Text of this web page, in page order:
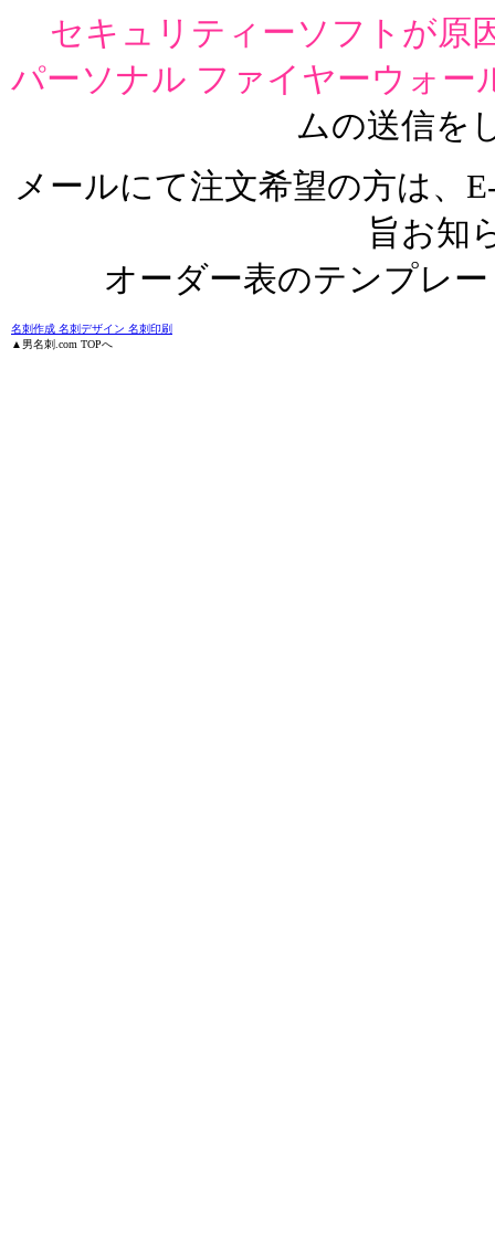
セキュリティーソフトが原
パーソナル ファイヤーウォー
ムの送信を
メールにて注文希望の方は、
旨お知
オーダー表のテンプレ
名刺作成 名刺デザイン 名刺印刷
▲男名刺.com TOPへ